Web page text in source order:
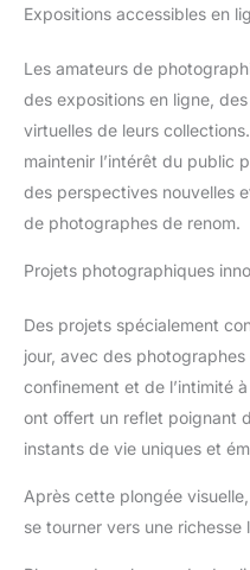
Expositions accessibles en
Les amateurs de
des expositions en ligne,
virtuelles de leurs
maintenir l’intérêt du public
des perspectives nouvelles
de photographes de renom.
Projets photographiques
Des projets spécialement
jour, avec des
confinement et de l’intimité
ont offert un reflet poignant
instants de vie uniques et
Après cette plongée
se tourner vers une richesse